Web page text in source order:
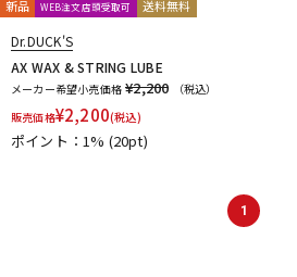
DJ機器
新品 WEB注文店頭受取可 送料無料
Dr.DUCK'S
AX WAX & STRING LUBE
メーカー希望小売価格 ¥2,200
（税込）
販売価格¥2,200(税込)
ポイント：1% (20pt)
1